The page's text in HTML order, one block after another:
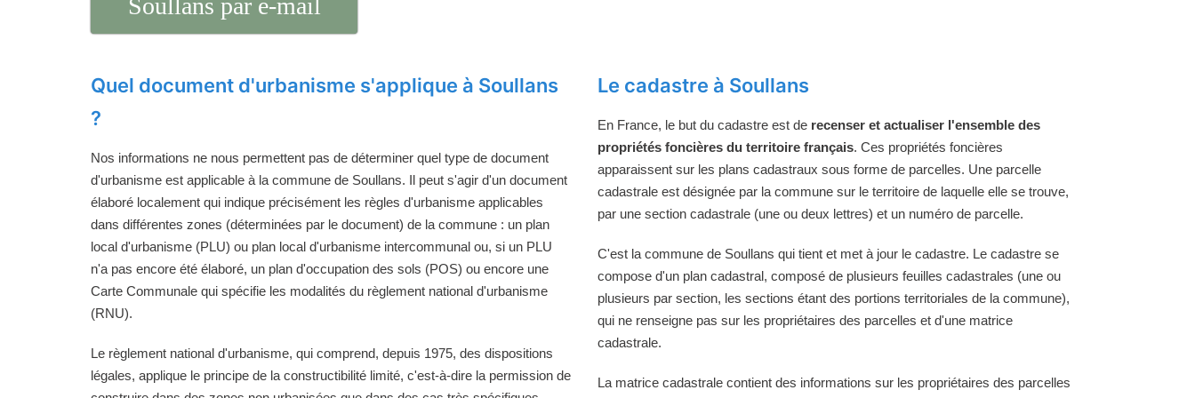
Soullans par e-mail
Quel document d'urbanisme s'applique à Soullans
?
Nos informations ne nous permettent pas de déterminer quel type de document
d'urbanisme est applicable à la commune de Soullans. Il peut s'agir d'un document
élaboré localement qui indique précisément les règles d'urbanisme applicables
dans différentes zones (déterminées par le document) de la commune : un plan
local d'urbanisme (PLU) ou plan local d'urbanisme intercommunal ou, si un PLU
n'a pas encore été élaboré, un plan d'occupation des sols (POS) ou encore une
Carte Communale qui spécifie les modalités du règlement national d'urbanisme
(RNU).
Le règlement national d'urbanisme, qui comprend, depuis 1975, des dispositions
légales, applique le principe de la constructibilité limité, c'est-à-dire la permission de
Le cadastre à Soullans
En France, le but du cadastre est de recenser et actualiser l'ensemble des
propriétés foncières du territoire français. Ces propriétés foncières
apparaissent sur les plans cadastraux sous forme de parcelles. Une parcelle
cadastrale est désignée par la commune sur le territoire de laquelle elle se trouve,
par une section cadastrale (une ou deux lettres) et un numéro de parcelle.
C'est la commune de Soullans qui tient et met à jour le cadastre. Le cadastre se
compose d'un plan cadastral, composé de plusieurs feuilles cadastrales (une ou
plusieurs par section, les sections étant des portions territoriales de la commune),
qui ne renseigne pas sur les propriétaires des parcelles et d'une matrice
cadastrale.
La matrice cadastrale contient des informations sur les propriétaires des parcelles